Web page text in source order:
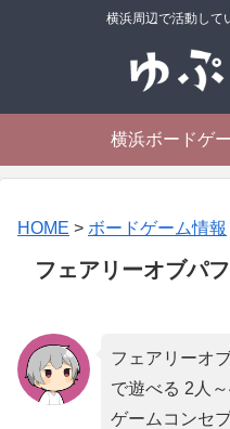
横浜周辺で活動して
横浜ボードゲ
HOME > ボードゲーム情報
フェアリーオブパ
フェアリーオ
で遊べる 2人
ゲームコンセ